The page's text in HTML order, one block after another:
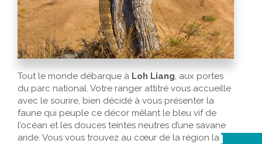
Tout le monde débarque à Loh Liang, aux portes
du parc national. Votre ranger attitré vous accueille
avec le sourire, bien décidé à vous présenter la
faune qui peuple ce décor mêlant le bleu vif de
l’océan et les douces teintes neutres d’une savane
aride. Vous vous trouvez au cœur de la région la